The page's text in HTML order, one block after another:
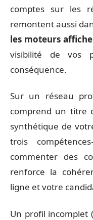
comptes sur les
remontent aussi
les moteurs
visibilité de vos
conséquence.
Sur un réseau
comprend un titre
synthétique de
trois
commenter des
renforce la
ligne et votre
Un profil incomplet